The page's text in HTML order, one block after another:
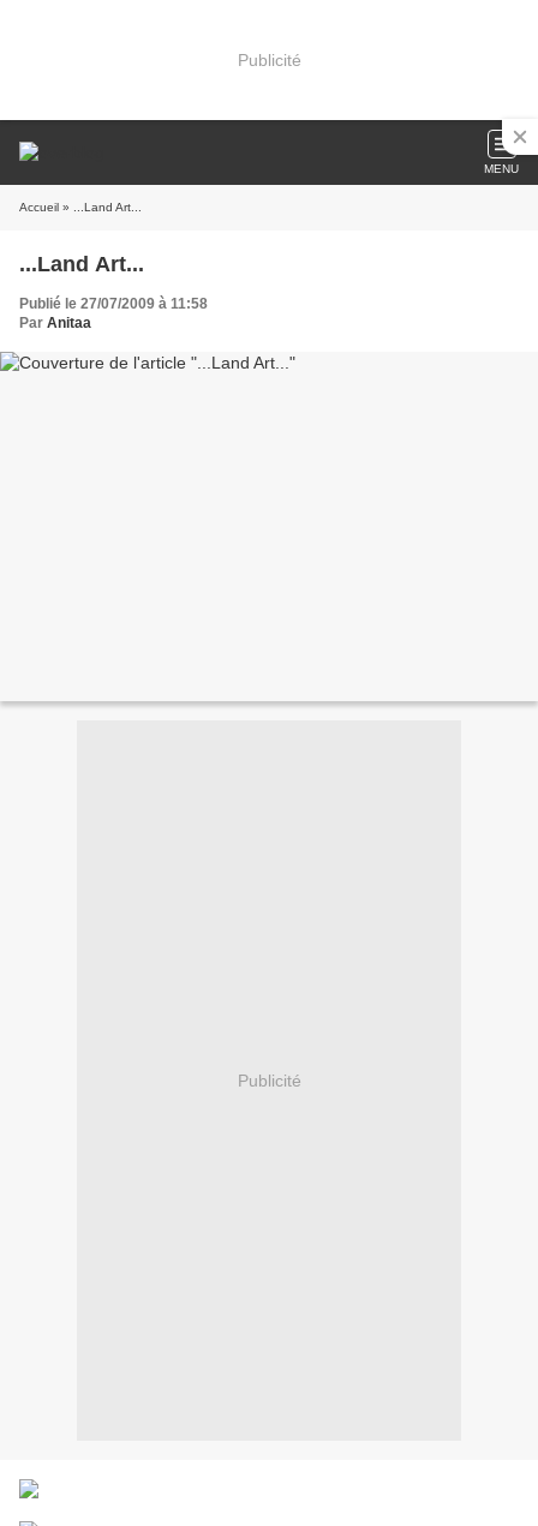
Publicité
MENU
Accueil » ...Land Art...
...Land Art...
Publié le 27/07/2009 à 11:58
Par Anitaa
Publicité